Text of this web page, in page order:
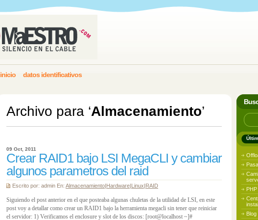
inicio datos identificativos
Archivo para ‘Almacenamiento’
09 Oct, 2011
Crear RAID1 bajo LSI MegaCLI y cambiar
algunos parametros del raid
Escrito por: admin En: Almacenamiento|Hardware|Linux|RAID
Siguiendo el post anterior en el que posteaba algunas chuletas de la utilidad de LSI, en este
post voy a detallar como crear un RAID1 bajo la herramienta megacli sin tener que reiniciar
el servidor: 1) Verificamos el enclosure y slot de los discos: [root@localhost ~]#